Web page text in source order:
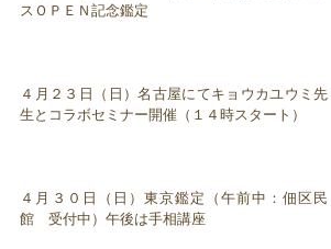
スＯＰＥＮ記念鑑定
４月２３日（日）名古屋にてキョウカユウミ先
生とコラボセミナー開催（１４時スタート）
４月３０日（日）東京鑑定（午前中：佃区民
館 受付中）午後は手相講座